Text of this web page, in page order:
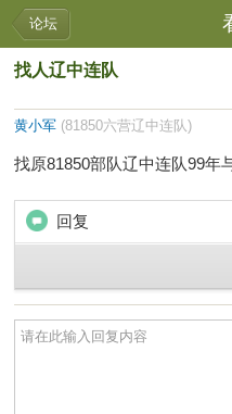
论坛
找人辽中连队
黄小军 (81850六营辽中连队)
找原81850部队辽中连队99年
回复